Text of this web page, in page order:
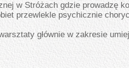
w Stróżach gdzie prowadzę
przewlekle psychicznie
głównie w zakresie